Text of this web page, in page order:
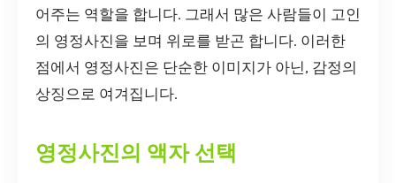
어주는 역할을 합니다. 그래서 많은 사람들이 고인
의 영정사진을 보며 위로를 받곤 합니다. 이러한
점에서 영정사진은 단순한 이미지가 아닌, 감정의
상징으로 여겨집니다.
영정사진의 액자 선택